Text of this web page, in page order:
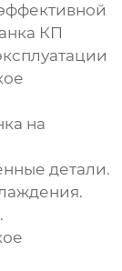
КП
на
детали.